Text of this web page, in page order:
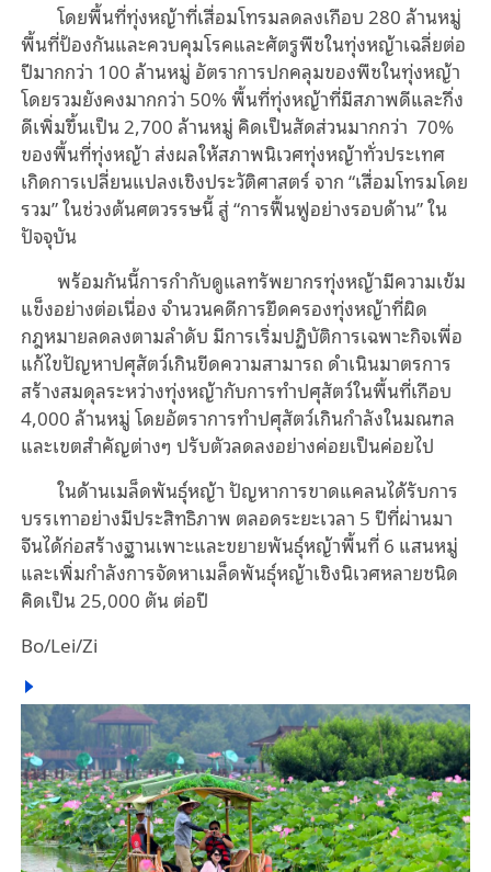
โดยพื้นที่ทุ่งหญ้าที่เสื่อมโทรมลดลงเกือบ 280 ล้านหมู่
พื้นที่ป้องกันและควบคุมโรคและศัตรูพืชในทุ่งหญ้าเฉลี่ยต่อ
ปีมากกว่า 100 ล้านหมู่ อัตราการปกคลุมของพืชในทุ่งหญ้า
โดยรวมยังคงมากกว่า 50% พื้นที่ทุ่งหญ้าที่มีสภาพดีและกึ่ง
ดีเพิ่มขึ้นเป็น 2,700 ล้านหมู่ คิดเป็นสัดส่วนมากกว่า 70%
ของพื้นที่ทุ่งหญ้า ส่งผลให้สภาพนิเวศทุ่งหญ้าทั่วประเทศ
เกิดการเปลี่ยนแปลงเชิงประวัติศาสตร์ จาก “เสื่อมโทรมโดย
รวม” ในช่วงต้นศตวรรษนี้ สู่ “การฟื้นฟูอย่างรอบด้าน” ใน
ปัจจุบัน
พร้อมกันนี้การกำกับดูแลทรัพยากรทุ่งหญ้ามีความเข้ม
แข็งอย่างต่อเนื่อง จำนวนคดีการยึดครองทุ่งหญ้าที่ผิด
กฎหมายลดลงตามลำดับ มีการเริ่มปฏิบัติการเฉพาะกิจเพื่อ
แก้ไขปัญหาปศุสัตว์เกินขีดความสามารถ ดำเนินมาตรการ
สร้างสมดุลระหว่างทุ่งหญ้ากับการทำปศุสัตว์ในพื้นที่เกือบ
4,000 ล้านหมู่ โดยอัตราการทำปศุสัตว์เกินกำลังในมณฑล
และเขตสำคัญต่างๆ ปรับตัวลดลงอย่างค่อยเป็นค่อยไป
ในด้านเมล็ดพันธุ์หญ้า ปัญหาการขาดแคลนได้รับการ
บรรเทาอย่างมีประสิทธิภาพ ตลอดระยะเวลา 5 ปีที่ผ่านมา
จีนได้ก่อสร้างฐานเพาะและขยายพันธุ์หญ้าพื้นที่ 6 แสนหมู่
และเพิ่มกำลังการจัดหาเมล็ดพันธุ์หญ้าเชิงนิเวศหลายชนิด
คิดเป็น 25,000 ตัน ต่อปี
Bo/Lei/Zi